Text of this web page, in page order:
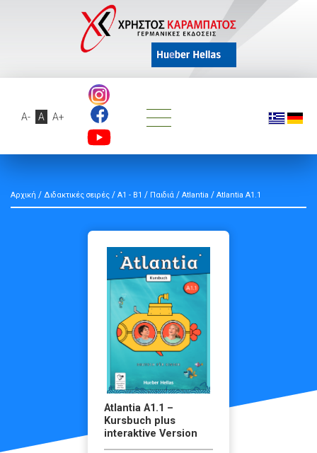
A- A A+
Αρχική / Διδακτικές σειρές / A1 - B1 / Παιδιά / Atlantia / Atlantia A1.1
Atlantia A1.1 –
Kursbuch plus
interaktive Version